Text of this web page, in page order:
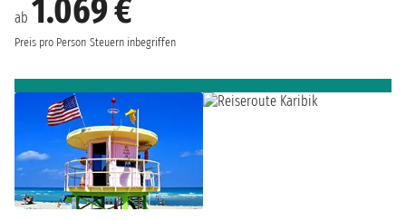
ab 1.069 €
Preis pro Person Steuern inbegriffen